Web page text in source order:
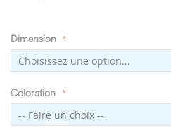
Dimension
Coloration